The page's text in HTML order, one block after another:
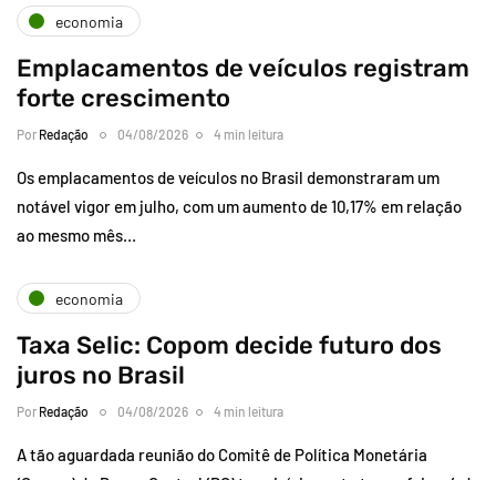
economia
Emplacamentos de veículos registram
forte crescimento
Por Redação 04/08/2026 4 min leitura
Os emplacamentos de veículos no Brasil demonstraram um
notável vigor em julho, com um aumento de 10,17% em relação
ao mesmo mês…
economia
Taxa Selic: Copom decide futuro dos
juros no Brasil
Por Redação 04/08/2026 4 min leitura
A tão aguardada reunião do Comitê de Política Monetária